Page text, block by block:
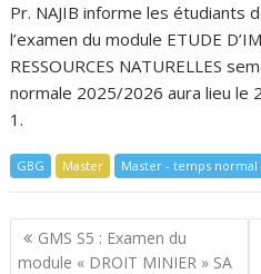
Pr. NAJIB informe les étudiants
l’examen du module ETUDE
RESSOURCES NATURELLES
normale 2025/2026 aura lieu le
1.
GBG Master Master - temps normal
Navigation
de
GMS S5 : Examen du
module « DROIT MINIER » SA